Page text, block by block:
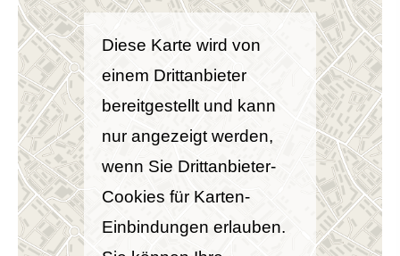
Diese Karte wird von
einem Drittanbieter
bereitgestellt und kann
nur angezeigt werden,
wenn Sie Drittanbieter-
Cookies für Karten-
Einbindungen erlauben.